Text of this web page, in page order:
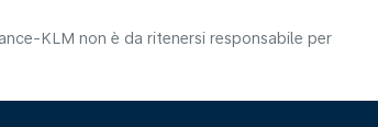
KLM non è da ritenersi responsabile per